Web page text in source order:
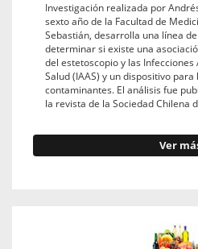
Investigación realizada por
sexto año de la Facultad de
Sebastián, desarrolla una línea
determinar si existe una
del estetoscopio y las Infecciones
Salud (IAAS) y un dispositivo
contaminantes. El análisis fue
la revista de la Sociedad Chilena
Ver